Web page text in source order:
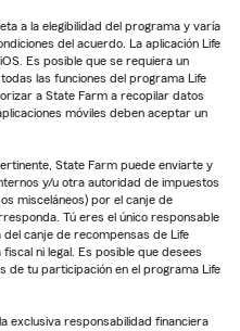
a la elegibilidad del programa y varía
del acuerdo. La aplicación Life
Es posible que se requiera un
las funciones del programa Life
a State Farm a recopilar datos
móviles deben aceptar un
State Farm puede enviarte y
y/u otra autoridad de impuestos
misceláneos) por el canje de
Tú eres el único responsable
canje de recompensas de Life
ni legal. Es posible que desees
de tu participación en el programa Life
exclusiva responsabilidad financiera